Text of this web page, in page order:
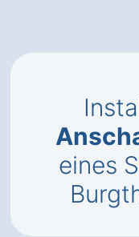
eines